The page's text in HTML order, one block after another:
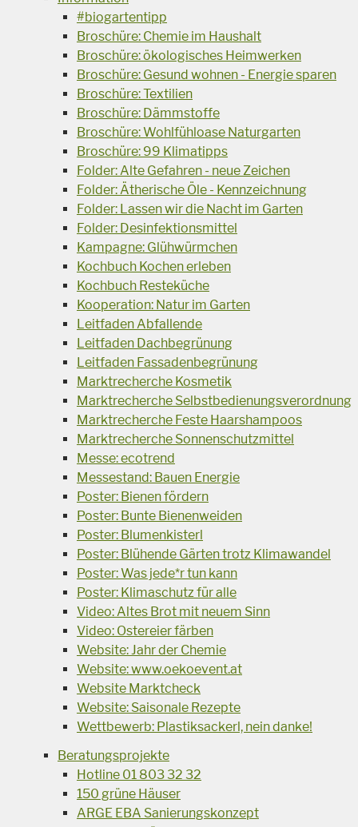
#biogartentipp
Broschüre: Chemie im Haushalt
Broschüre: ökologisches Heimwerken
Broschüre: Gesund wohnen - Energie sparen
Broschüre: Textilien
Broschüre: Dämmstoffe
Broschüre: Wohlfühloase Naturgarten
Broschüre: 99 Klimatipps
Folder: Alte Gefahren - neue Zeichen
Folder: Ätherische Öle - Kennzeichnung
Folder: Lassen wir die Nacht im Garten
Folder: Desinfektionsmittel
Kampagne: Glühwürmchen
Kochbuch Kochen erleben
Kochbuch Resteküche
Kooperation: Natur im Garten
Leitfaden Abfallende
Leitfaden Dachbegrünung
Leitfaden Fassadenbegrünung
Marktrecherche Kosmetik
Marktrecherche Selbstbedienungsverordnung
Marktrecherche Feste Haarshampoos
Marktrecherche Sonnenschutzmittel
Messe: ecotrend
Messestand: Bauen Energie
Poster: Bienen fördern
Poster: Bunte Bienenweiden
Poster: Blumenkisterl
Poster: Blühende Gärten trotz Klimawandel
Poster: Was jede*r tun kann
Poster: Klimaschutz für alle
Video: Altes Brot mit neuem Sinn
Video: Ostereier färben
Website: Jahr der Chemie
Website: www.oekoevent.at
Website Marktcheck
Website: Saisonale Rezepte
Wettbewerb: Plastiksackerl, nein danke!
Beratungsprojekte
Hotline 01 803 32 32
150 grüne Häuser
ARGE EBA Sanierungskonzept